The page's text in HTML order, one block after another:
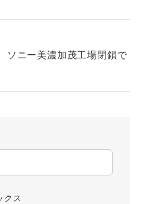
ニー美濃加茂工場閉鎖で
クス